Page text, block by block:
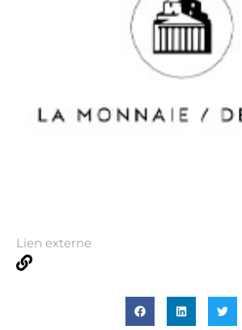
Lien externe